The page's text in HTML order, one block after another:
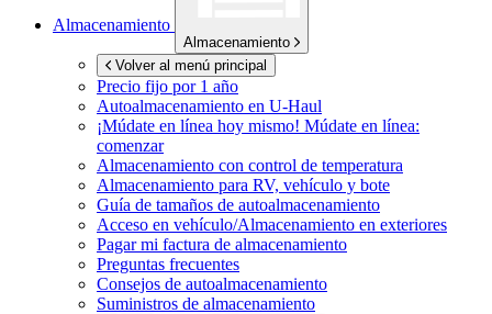
Almacenamiento
Almacenamiento
Volver al menú principal
Precio fijo por 1 año
Autoalmacenamiento en U-Haul
¡Múdate en línea hoy mismo! Múdate en línea:
comenzar
Almacenamiento con control de temperatura
Almacenamiento para RV, vehículo y bote
Guía de tamaños de autoalmacenamiento
Acceso en vehículo/Almacenamiento en exteriores
Pagar mi factura de almacenamiento
Preguntas frecuentes
Consejos de autoalmacenamiento
Suministros de almacenamiento